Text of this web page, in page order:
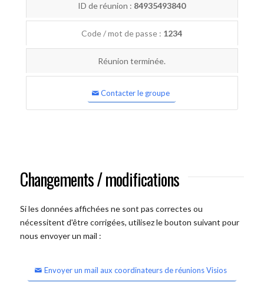
ID de réunion : 84935493840
Code / mot de passe : 1234
Réunion terminée.
Contacter le groupe
Changements / modifications
Si les données affichées ne sont pas correctes ou
nécessitent d'être corrigées, utilisez le bouton suivant pour
nous envoyer un mail :
Envoyer un mail aux coordinateurs de réunions Visios